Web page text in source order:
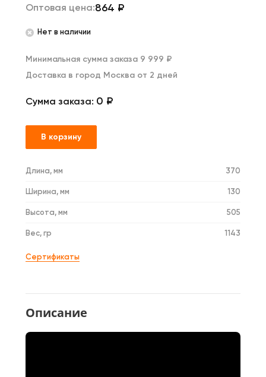
Оптовая цена:864 ₽
Нет в наличии
Минимальная сумма заказа 9 999 ₽
Доставка в город Москва от 2 дней
Сумма заказа: 0 ₽
В корзину
Длина, мм 370
Ширина, мм 130
Высота, мм 505
Вес, гр 1143
Сертификаты
Описание